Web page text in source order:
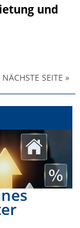
und
NÄCHSTE SEITE »